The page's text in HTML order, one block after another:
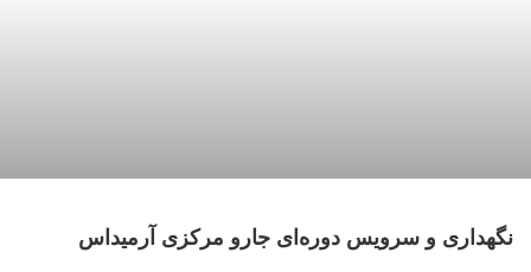
نگهداری و سرویس دوره‌ای جارو مرکزی آرمیداس